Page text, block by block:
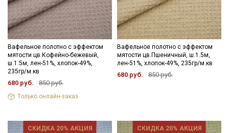
Вафельное полотно с эффектом
мятости цв.Кофейно-бежевый,
ш.1.5м, лен-51%, хлопок-49%,
235гр/м.кв
680 руб. 850 руб.
Только онлайн-заказ
Вафельное полотно с эффектом
мятости цв.Пшеничный, ш.1.5м,
лен-51%, хлопок-49%, 235гр/м.кв
680 руб. 850 руб.
СКИДКА 20% АКЦИЯ СКИДКА 20% АКЦИЯ